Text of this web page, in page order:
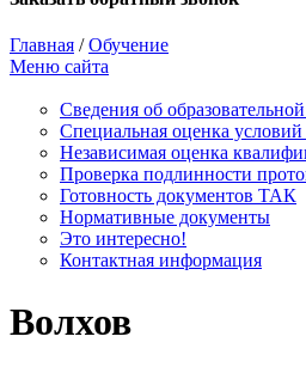
Главная /Обучение
Меню сайта
Сведения об
Cпециальная оценка условий
Независимая оценка
Проверка подлинности
Готовность документов ТАК
Нормативные документы
Это интересно!
Контактная информация
Волхов